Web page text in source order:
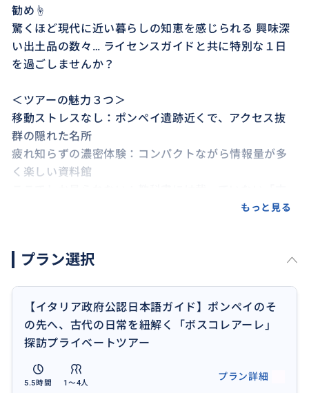
勧め☝️
驚くほど現代に近い暮らしの知恵を感じられる 興味深
い出土品の数々… ライセンスガイドと共に特別な１日
を過ごしませんか？
＜ツアーの魅力３つ＞
移動ストレスなし：ポンペイ遺跡近くで、アクセス抜
群の隠れた名所
疲れ知らずの濃密体験：コンパクトながら情報量が多
く楽しい資料館
生活の道具：農耕・釣り・土木道具、コスメや薬品ま
時の技術と富、そして美意識を再確認！
時が止まった古代農園： ヴェスヴィオ山の噴火によっ
て閉じ込められた農園遺構から、当時の食文化やワイ
ン作りの知恵が、鮮明に伝わってくる
もっと見る
プラン選択
【イタリア政府公認日本語ガイド】ポンペイのそ
の先へ、古代の日常を紐解く「ボスコレアーレ」
探訪プライベートツアー
5.5時間 1〜4人
プラン詳細